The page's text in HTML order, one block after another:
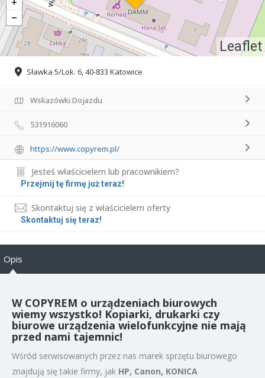
Leaflet
Sławka 5/Lok. 6, 40-833 Katowice
Wskazówki Dojazdu
531916060
https://www.copyrem.pl/
Jesteś właścicielem lub pracownikiem?
Przejmij tę firmę już teraz!
Skontaktuj się z właścicielem oferty
Skontaktuj się teraz!
Opis
W COPYREM o urządzeniach biurowych
wiemy wszystko! Kopiarki, drukarki czy
biurowe urządzenia wielofunkcyjne nie mają
przed nami tajemnic!
Wśród serwisowanych przez nas marek sprzętu biurowego
znajdują się takie firmy, jak HP, Canon, KONICA